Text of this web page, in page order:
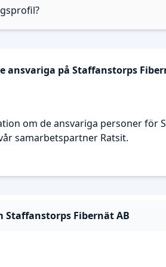
ansvariga på Staffanstorps
om de ansvariga personer för
samarbetspartner Ratsit.
Staffanstorps Fibernät AB